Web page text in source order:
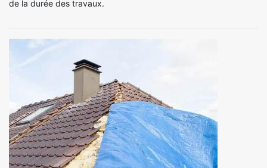
de la durée des travaux.